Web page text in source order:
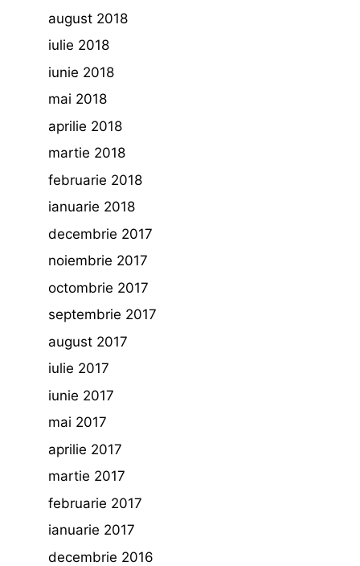
august 2018
iulie 2018
iunie 2018
mai 2018
aprilie 2018
martie 2018
februarie 2018
ianuarie 2018
decembrie 2017
noiembrie 2017
octombrie 2017
septembrie 2017
august 2017
iulie 2017
iunie 2017
mai 2017
aprilie 2017
martie 2017
februarie 2017
ianuarie 2017
decembrie 2016